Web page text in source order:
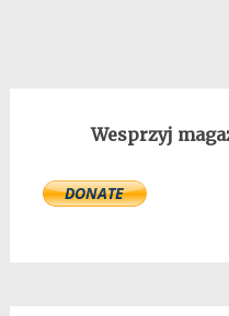
Wesprzyj